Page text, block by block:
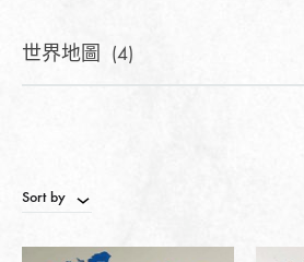
世界地圖 (4)
Sort by